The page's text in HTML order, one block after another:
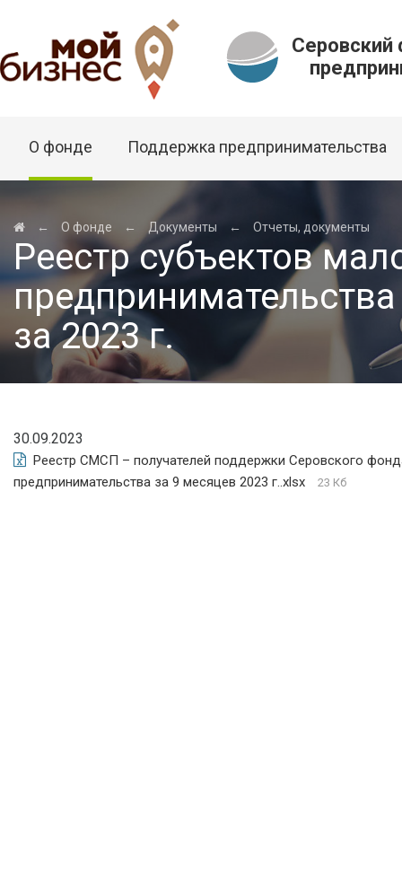
О фонде Поддержка предпринимательства
← О фонде ← Документы ← Отчеты, документы
Реестр субъектов
за 2023 г.
30.09.2023
Реестр СМСП – получателей поддержки Серовского
предпринимательства за 9 месяцев 2023 г..xlsx
23 Кб